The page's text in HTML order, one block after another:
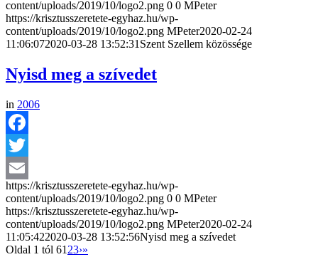
content/uploads/2019/10/logo2.png 0 0 MPeter
https://krisztusszeretete-egyhaz.hu/wp-
content/uploads/2019/10/logo2.png MPeter2020-02-24
11:06:072020-03-28 13:52:31 Szent Szellem közössége
Nyisd meg a szívedet
in 2006
Facebook
Twitter
Email
https://krisztusszeretete-egyhaz.hu/wp-
content/uploads/2019/10/logo2.png 0 0 MPeter
https://krisztusszeretete-egyhaz.hu/wp-
content/uploads/2019/10/logo2.png MPeter2020-02-24
11:05:422020-03-28 13:52:56Nyisd meg a szívedet
Oldal 1 tól 61 23›»